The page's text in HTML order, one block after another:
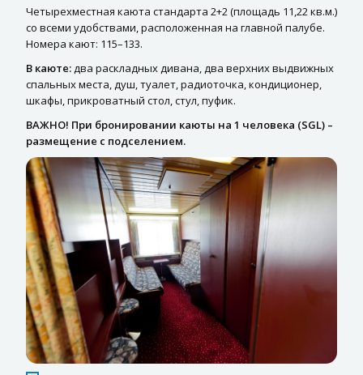
Четырехместная каюта стандарта 2+2 (площадь 11,22 кв.м.)
со всеми удобствами, расположенная на главной палубе.
Номера кают: 115–133.
В каюте:два раскладных дивана, два верхних выдвижных
спальных места, душ, туалет, радиоточка, кондиционер,
шкафы, прикроватный стол, стул, пуфик.
ВАЖНО! При бронировании каюты на 1 человека (SGL) –
размещение с подселением.